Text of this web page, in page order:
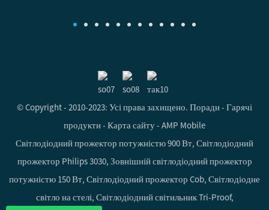
© Copyright - 2010-2023: Усі права захищено. Поради- Гарячі
продукти- Карта сайту- AMP Mobile
Світлодіодний прожектор потужністю 900 Вт, Світлодіодний
прожектор Philips 3030, Зовнішній світлодіодний прожектор
потужністю 150 Вт, Світлодіодний прожектор Cob, Світлодіодне
світло на стелі, Світлодіодний світильник Tri-Proof,